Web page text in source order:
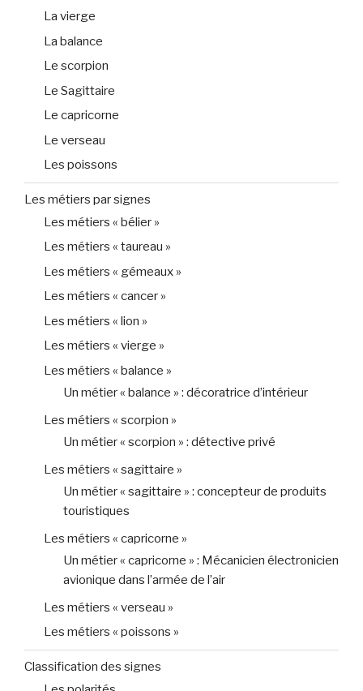
La vierge
La balance
Le scorpion
Le Sagittaire
Le capricorne
Le verseau
Les poissons
Les métiers par signes
Les métiers « bélier »
Les métiers « taureau »
Les métiers « gémeaux »
Les métiers « cancer »
Les métiers « lion »
Les métiers « vierge »
Les métiers « balance »
Un métier « balance » : décoratrice d’intérieur
Les métiers « scorpion »
Un métier « scorpion » : détective privé
Les métiers « sagittaire »
Un métier « sagittaire » : concepteur de produits
touristiques
Les métiers « capricorne »
Un métier « capricorne » : Mécanicien électronicien
avionique dans l’armée de l’air
Les métiers « verseau »
Les métiers « poissons »
Classification des signes